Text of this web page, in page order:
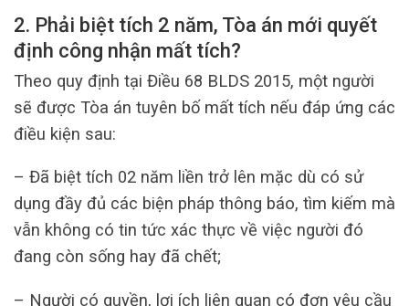
2. Phải biệt tích 2 năm, Tòa án mới quyết
định công nhận mất tích?
Theo quy định tại Điều 68 BLDS 2015, một người
sẽ được Tòa án tuyên bố mất tích nếu đáp ứng các
điều kiện sau:
– Đã biệt tích 02 năm liền trở lên mặc dù có sử
dụng đầy đủ các biện pháp thông báo, tìm kiếm mà
vẫn không có tin tức xác thực về việc người đó
đang còn sống hay đã chết;
– Người có quyền, lợi ích liên quan có đơn yêu cầu